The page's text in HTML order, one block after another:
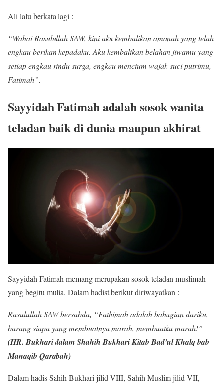
Ali lalu berkata lagi :
“Wahai Rasulullah SAW, kini aku kembalikan amanah yang telah
engkau berikan kepadaku. Aku kembalikan belahan jiwamu yang
setiap engkau rindu surga, engkau mencium wajah suci putrimu,
Fatimah”.
Sayyidah Fatimah adalah sosok wanita
teladan baik di dunia maupun akhirat
Sayyidah Fatimah memang merupakan sosok teladan muslimah
yang begitu mulia. Dalam hadist berikut diriwayatkan :
Rasulullah SAW bersabda, “Fathimah adalah bahagian dariku,
barang siapa yang membuatnya marah, membuatku marah!”
(HR. Bukhari dalam Shahih Bukhari Kitab Bad’ul Khalq bab
Manaqib Qarabah)
Dalam hadis Sahih Bukhari jilid VIII, Sahih Muslim jilid VII,